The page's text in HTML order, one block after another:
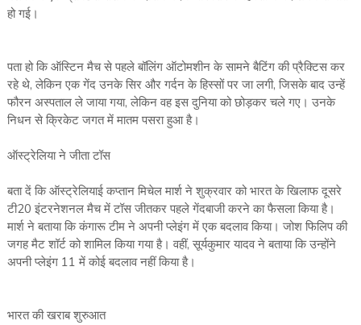
हो गई।
पता हो कि ऑस्टिन मैच से पहले बॉलिंग ऑटोमशीन के सामने बैटिंग की प्रैक्टिस कर
रहे थे, लेकिन एक गेंद उनके सिर और गर्दन के हिस्सों पर जा लगी, जिसके बाद उन्हें
फौरन अस्पताल ले जाया गया, लेकिन वह इस दुनिया को छोड़कर चले गए। उनके
निधन से क्रिकेट जगत में मातम पसरा हुआ है।
ऑस्‍ट्रेलिया ने जीता टॉस
बता दें कि ऑस्‍ट्रेलियाई कप्‍तान मिचेल मार्श ने शुक्रवार को भारत के खिलाफ दूसरे
टी20 इंटरनेशनल मैच में टॉस जीतकर पहले गेंदबाजी करने का फैसला किया है।
मार्श ने बताया कि कंगारू टीम ने अपनी प्‍लेइंग में एक बदलाव किया। जोश फिलिप की
जगह मैट शॉर्ट को शामिल किया गया है। वहीं, सूर्यकुमार यादव ने बताया कि उन्‍होंने
अपनी प्‍लेइंग 11 में कोई बदलाव नहीं किया है।
भारत की खराब शुरुआत